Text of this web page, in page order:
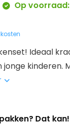
Op
Ideaal
kinderen.
Dat